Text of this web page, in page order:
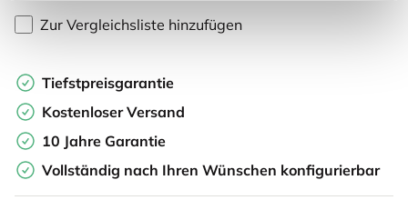
Zur Vergleichsliste hinzufügen
Tiefstpreisgarantie
Kostenloser Versand
10 Jahre Garantie
Vollständig nach Ihren Wünschen konfigurierbar